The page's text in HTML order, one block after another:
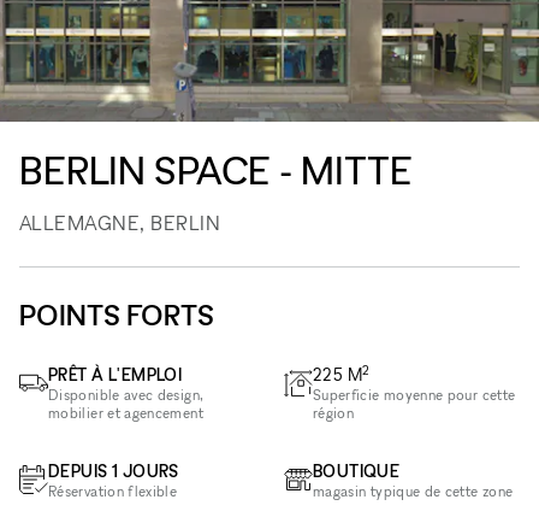
BERLIN SPACE - MITTE
ALLEMAGNE, BERLIN
POINTS FORTS
PRÊT À L'EMPLOI
Disponible avec design,
mobilier et agencement
DEPUIS 1 JOURS
Réservation flexible
225 M2
Superficie moyenne pour cette
région
BOUTIQUE
magasin typique de cette zone